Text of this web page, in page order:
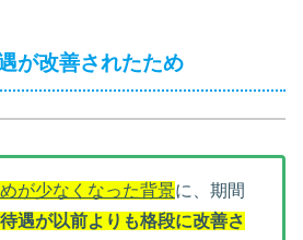
が改善されたため
が少なくなった背景に、期間
遇が以前よりも格段に改善さ